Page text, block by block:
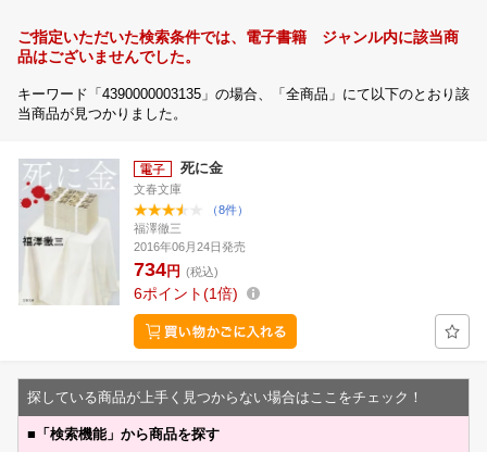
ご指定いただいた検索条件では、電子書籍 ジャンル内に該当商
品はございませんでした。
キーワード「4390000003135」の場合、「全商品」にて以下のとおり該
当商品が見つかりました。
死に金
文春文庫
（8件）
福澤徹三
2016年06月24日発売
734円 (税込)
6ポイント 1倍
探している商品が上手く見つからない場合はここをチェック！
■ 「検索機能」から商品を探す